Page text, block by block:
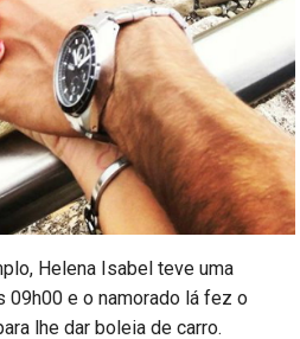
Helena Isabel teve uma
09h00 e o namorado lá fez o
lhe dar boleia de carro.